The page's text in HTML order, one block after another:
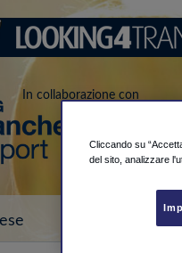
In collaborazione con
Cliccando su
del sito, analizzare